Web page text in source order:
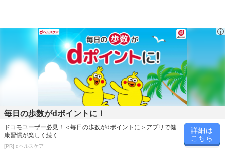
また、お届け日時のご指定は、お受けできません。宅配業者からの
不在票にてご対応ください。
※発送予定日は前後する場合がございます。また商品によって発送
日が異なります。
※dショッピングサンプル百貨店よりお届けする商品は、ご利用いた
だいた後のご感想をいただくことを目的としており、転売等は固く
転売等、目的以外での利用が確認された場合は、サービス利用を停
止させていただきます。
毎日の歩数がdポイントに！
ドコモユーザー必見！＜毎日の歩数がdポイントに＞アプリで健
康習慣が楽しく続く
[PR] dヘルスケア
詳細は
こちら